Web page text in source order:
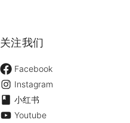
关注我们
Facebook
Instagram
小红书
Youtube